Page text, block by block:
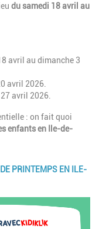
du samedi 18 avril au
avril au dimanche 3
avril 2026.
avril 2026.
: on fait quoi
enfants en Ile-de-
PRINTEMPS EN ILE-